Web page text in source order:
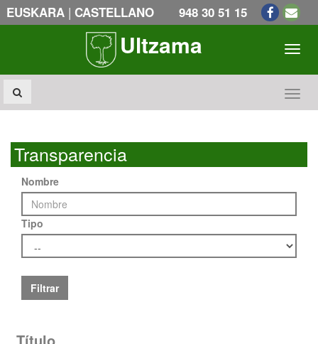
EUSKARA | CASTELLANO 948 30 51 15
Ultzama
Transparencia
Nombre
Tipo
Filtrar